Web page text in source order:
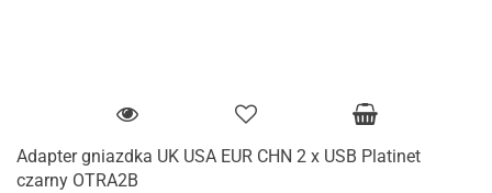
Adapter gniazdka UK USA EUR CHN 2 x USB Platinet
czarny OTRA2B